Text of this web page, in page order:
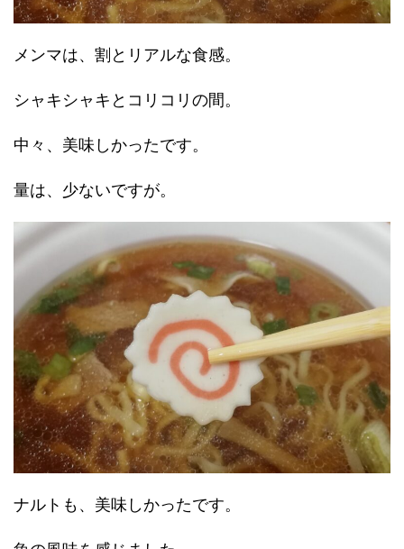
メンマは、割とリアルな食感。
シャキシャキとコリコリの間。
中々、美味しかったです。
量は、少ないですが。
ナルトも、美味しかったです。